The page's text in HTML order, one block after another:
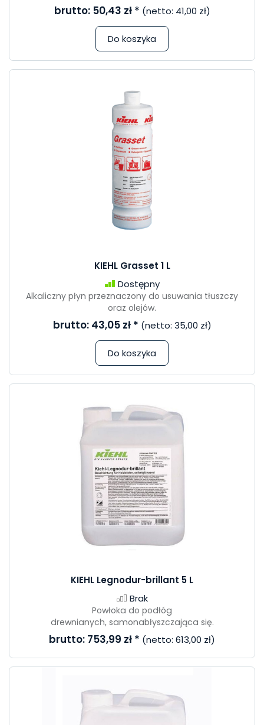
brutto: 50,43 zł* (netto: 41,00 zł)
Do koszyka
KIEHL Grasset 1 L
Dostępny
Alkaliczny płyn przeznaczony do usuwania tłuszczy
oraz olejów.
brutto: 43,05 zł* (netto: 35,00 zł)
Do koszyka
KIEHL Legnodur-brillant 5 L
Brak
Powłoka do podłóg
drewnianych, samonabłyszczająca się.
brutto: 753,99 zł * (netto: 613,00 zł)